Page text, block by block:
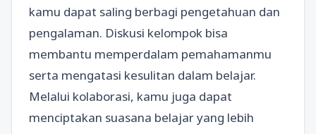
kamu dapat saling berbagi pengetahuan dan
pengalaman. Diskusi kelompok bisa
membantu memperdalam pemahamanmu
serta mengatasi kesulitan dalam belajar.
Melalui kolaborasi, kamu juga dapat
menciptakan suasana belajar yang lebih